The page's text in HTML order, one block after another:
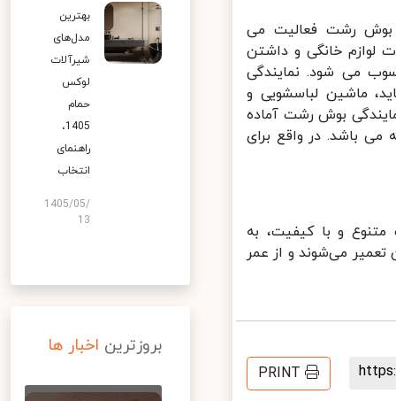
بوش رشت فعالیت می
لوازم خانگی و داشتن
می شود. نمایندگی
ماشین لباسشویی و
بوش رشت آماده
در محل سکونت آن‌ ها به صورت 24 ساعته می باشد. در واقع برای
و با کیفیت، به
می‌شوند و از عمر
PRINT
بهترین
مدل‌های
شیرآلات
لوکس
حمام
1405،
راهنمای
انتخاب
1405/05/
13
بروزترین اخبار ها